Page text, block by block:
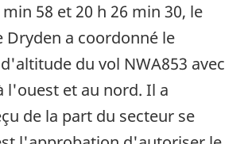
58 et 20 h 26 min 30, le
Dryden a coordonné le
du vol NWA853 avec
l'ouest et au nord. Il a
de la part du secteur se